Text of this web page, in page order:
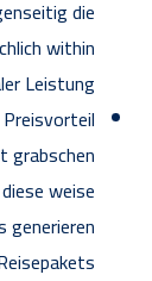
die
within
Leistung.
grabschen
weise
generieren